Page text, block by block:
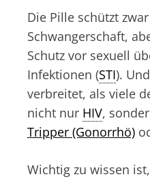
Die Pille schützt
Schwangerschaft,
Schutz vor sexuell
Infektionen (STI).
verbreitet, als viele
nicht nur HIV,
Tripper (Gonorrhö)
Wichtig zu wissen